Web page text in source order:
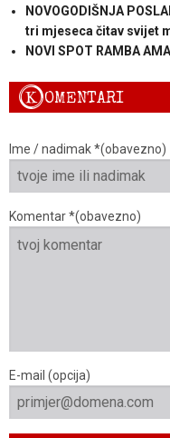
NOVOGODIŠNJA
tri mjeseca čitav svijet
NOVI SPOT RAMBA
KOMENTARI
Ime / nadimak *(obavezno)
Komentar *(obavezno)
E-mail (opcija)